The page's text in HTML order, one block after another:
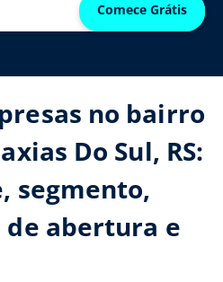
Comece Grátis
no bairro
Do Sul, RS:
segmento,
abertura e